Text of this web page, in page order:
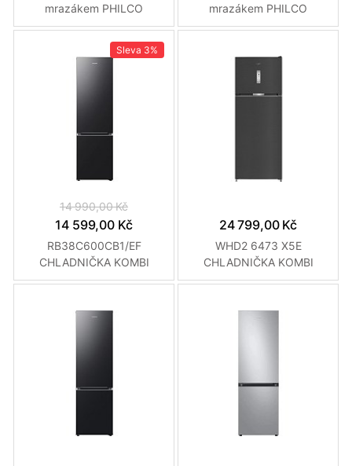
mrazákem PHILCO
mrazákem PHILCO
Sleva 3%
14 990,00 Kč
14 599,00 Kč
RB38C600CB1/EF
CHLADNIČKA KOMBI
SAMSUNG
24 799,00 Kč
WHD2 6473 X5E
CHLADNIČKA KOMBI
WHIRLPOOL